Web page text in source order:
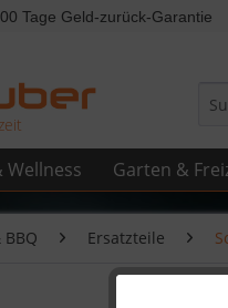
Tage Geld-zurück-Garantie
Wellness Garten &
Ersatzteile